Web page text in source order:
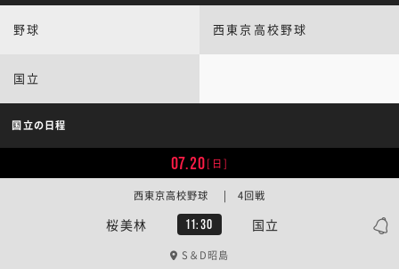
野球 西東京高校野球
国立
国立の日程
07.20[日]
桜美林 11:30 国立
西東京高校野球 | 4回戦
S＆D昭島